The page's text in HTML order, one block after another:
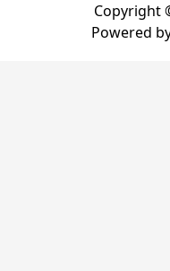
Copyright
Powered